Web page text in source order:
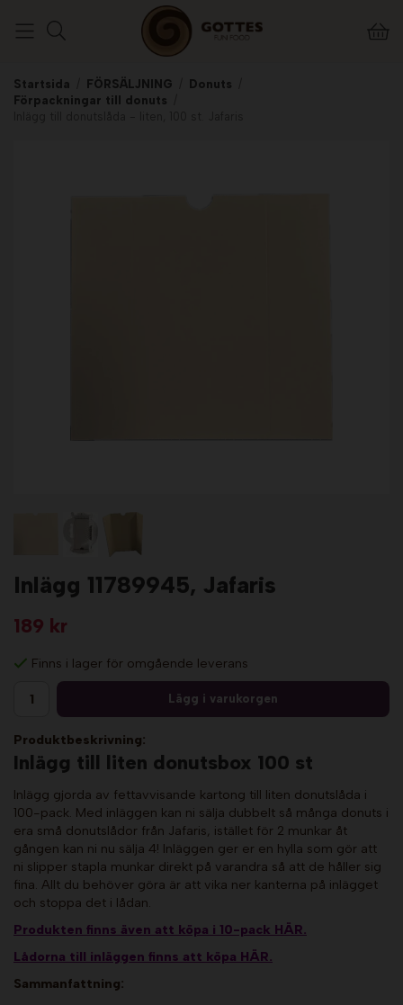
Startsida FÖRSÄLJNING Donuts
Förpackningar till donuts
Inlägg 11789945, Jafaris
189 kr
Finns i lager för omgående leverans
Lägg i varukorgen
Produktbeskrivning:
Inlägg till liten donutsbox 100 st
Inlägg gjorda av fettavvisande kartong till liten donutslåda i
100-pack. Med inläggen kan ni sälja dubbelt så många donuts i
era små donutslådor från Jafaris, istället för 2 munkar åt
gången kan ni nu sälja 4! Inläggen ger er en hylla som gör att
ni slipper stapla munkar direkt på varandra så att de håller sig
fina. Allt du behöver göra är att vika ner kanterna på inlägget
och stoppa det i lådan.
Produkten finns även att köpa i 10-pack HÄR.
Lådorna till inläggen finns att köpa HÄR.
Sammanfattning: